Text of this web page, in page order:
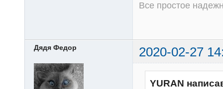
Все простое
Дядя Федор 2020-02-27
YURAN